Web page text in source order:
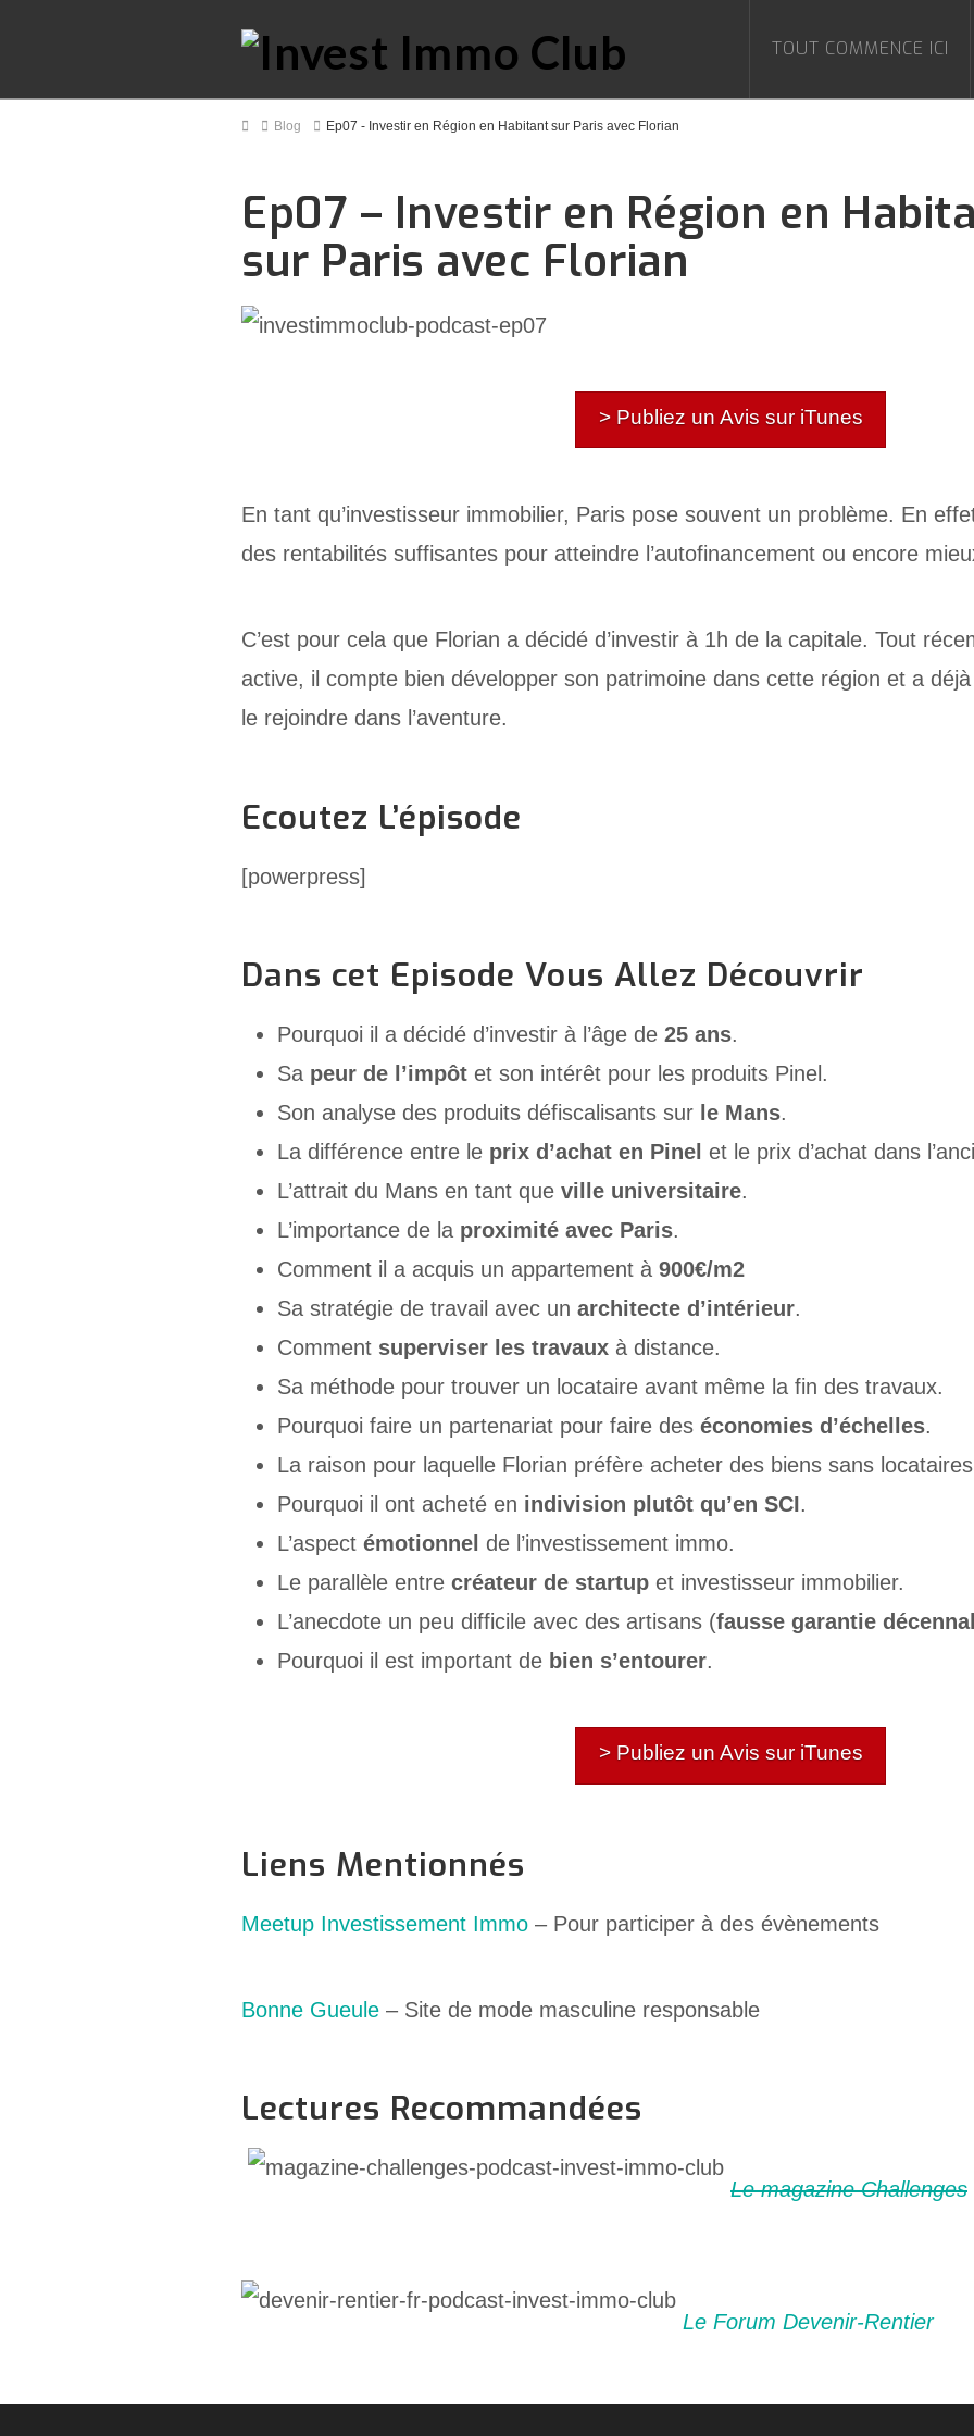
TOUT COMMENCE ICI
HomeBlog Ep07 - Investir en Région en Habitant sur Paris avec Florian
Ep07 – Investir en Région en
sur Paris avec Florian
> Publiez un Avis sur iTunes
En tant qu’investisseur immobilier, Paris pose souvent un problème. En
des rentabilités suffisantes pour atteindre l’autofinancement ou encore
C’est pour cela que Florian a décidé d’investir à 1h de la capitale. Tout
active, il compte bien développer son patrimoine dans cette région et a
le rejoindre dans l’aventure.
Ecoutez L’épisode
[powerpress]
Dans cet Episode Vous Allez Découvrir
Pourquoi il a décidé d’investir à l’âge de25 ans.
Sa peur de l’impôt et son intérêt pour les produits Pinel.
Son analyse des produits défiscalisants sur le Mans.
La différence entre le prix d’achat en Pinel et le prix d’achat dans
L’attrait du Mans en tant queville universitaire.
L’importance de la proximité avec Paris.
Comment il a acquis un appartement à900€/m2
Sa stratégie de travail avec unarchitecte d’intérieur.
Comment superviser les travaux à distance.
Sa méthode pour trouver un locataire avant même la fin des travaux.
Pourquoi faire un partenariat pour faire deséconomies d’échelles.
La raison pour laquelle Florian préfère acheter des biens sans
Pourquoi il ont acheté en indivision plutôt qu’en SCI.
L’aspectémotionnel de l’investissement immo.
Le parallèle entrecréateur de startup et investisseur immobilier.
L’anecdote un peu difficile avec des artisans (fausse garantie
Pourquoi il est important de bien s’entourer.
> Publiez un Avis sur iTunes
Liens Mentionnés
Meetup Investissement Immo – Pour participer à des évènements
Bonne Gueule – Site de mode masculine responsable
Lectures Recommandées
Le magazine Challenges
Le Forum Devenir-Rentier